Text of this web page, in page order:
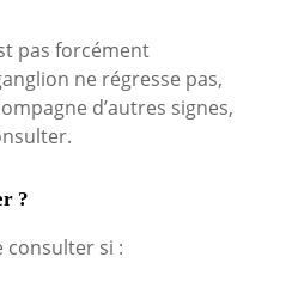
pas forcément
ne régresse pas,
d’autres signes,
?
consulter si :